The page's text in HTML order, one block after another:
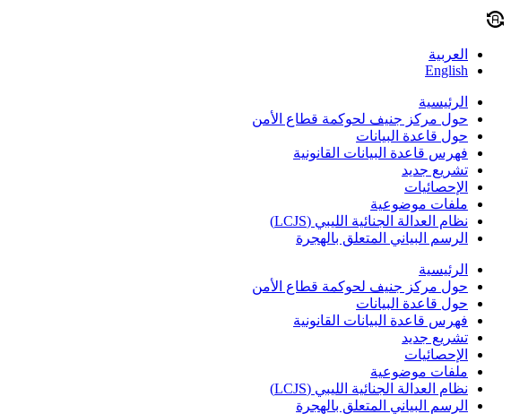
العربية
English
الرئيسية
حول مركز جنيف لحوكمة قطاع الأمن
حول قاعدة البيانات
فهرس قاعدة البيانات القانونية
تشريع جديد
الإحصائيات
ملفات موضوعية
نظام العدالة الجنائية الليبي (LCJS)
الرسم البياني المتعلق بالهجرة
الرئيسية
حول مركز جنيف لحوكمة قطاع الأمن
حول قاعدة البيانات
فهرس قاعدة البيانات القانونية
تشريع جديد
الإحصائيات
ملفات موضوعية
نظام العدالة الجنائية الليبي (LCJS)
الرسم البياني المتعلق بالهجرة